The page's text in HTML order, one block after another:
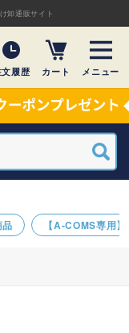
卸通販サイト
文履歴 カート メニュー
【A-COMS専用